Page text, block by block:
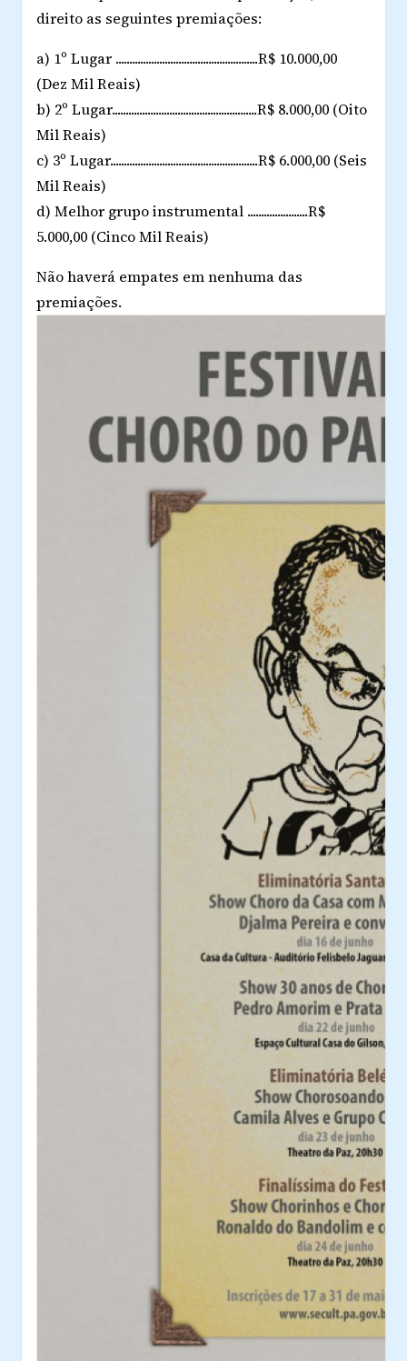
direito as seguintes premiações:
a) 1º Lugar ....................................................R$ 10.000,00
(Dez Mil Reais)
b) 2º Lugar.....................................................R$ 8.000,00 (Oito
Mil Reais)
c) 3º Lugar......................................................R$ 6.000,00 (Seis
Mil Reais)
d) Melhor grupo instrumental ......................R$
5.000,00 (Cinco Mil Reais)
Não haverá empates em nenhuma das
premiações.